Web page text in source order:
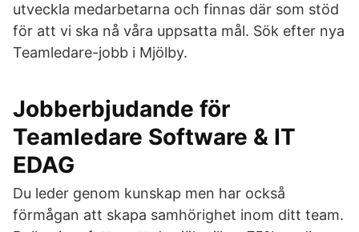
utveckla medarbetarna och finnas där som stöd
för att vi ska nå våra uppsatta mål. Sök efter nya
Teamledare-jobb i Mjölby.
Jobberbjudande för
Teamledare Software & IT
EDAG
Du leder genom kunskap men har också
förmågan att skapa samhörighet inom ditt team.